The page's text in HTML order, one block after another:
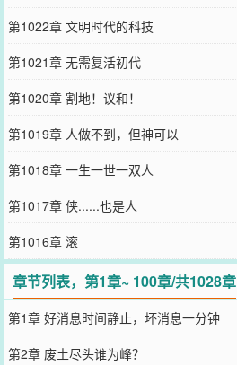
第1022章 文明时代的科技
第1021章 无需复活初代
第1020章 割地！议和！
第1019章 人做不到，但神可以
第1018章 一生一世一双人
第1017章 侠......也是人
第1016章 滚
章节列表，第1章~ 100章/共1028章
第1章 好消息时间静止，坏消息一分钟
第2章 废土尽头谁为峰？